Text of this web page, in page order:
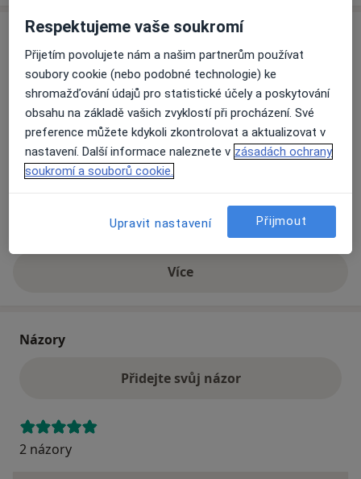
Adresa
Poliklinika Mazurská
Mazurská 484/2, Praha181 00
Přiblížit mapuse otevře v nové záložce
Co mám v takové situaci udělat?
Víceo adrese
Názory
Přidejte svůj názor
2 názory
Respektujeme vaše soukromí
Přijetím povolujete nám a našim partnerům používat
soubory cookie (nebo podobné technologie) ke
shromažďování údajů pro statistické účely a poskytování
obsahu na základě vašich zvyklostí při procházení. Své
preference můžete kdykoli zkontrolovat a aktualizovat v
nastavení. Další informace naleznete v zásadách ochrany
soukromí a souborů cookie.
Upravit nastavení Přijmout